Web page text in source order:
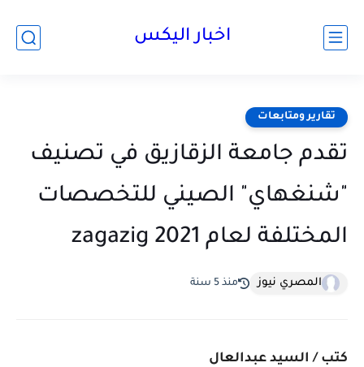
اخبار اليكس
تقارير ومتابعات
تقدم جامعة الزقازيق في تصنيف
"شنغهاي" الصيني للتخصصات
المختلفة لعام ‏zagazig ‎2021
المصري نيوز منذ 5 سنة
كتب / السيد عبدالعال